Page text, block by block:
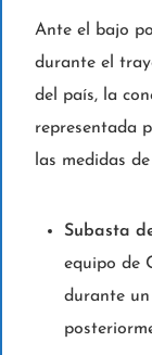
Ante el bajo
durante el
del país, la
representada
las medidas
Subasta
equipo de
durante